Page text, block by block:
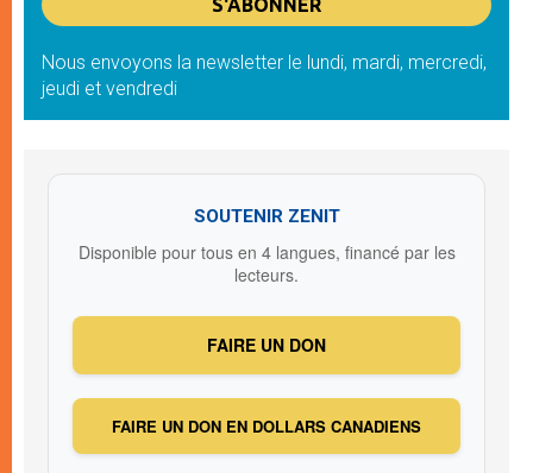
Nous envoyons la newsletter le lundi, mardi, mercredi,
jeudi et vendredi
SOUTENIR ZENIT
Disponible pour tous en 4 langues, financé par les
lecteurs.
FAIRE UN DON
FAIRE UN DON EN DOLLARS CANADIENS